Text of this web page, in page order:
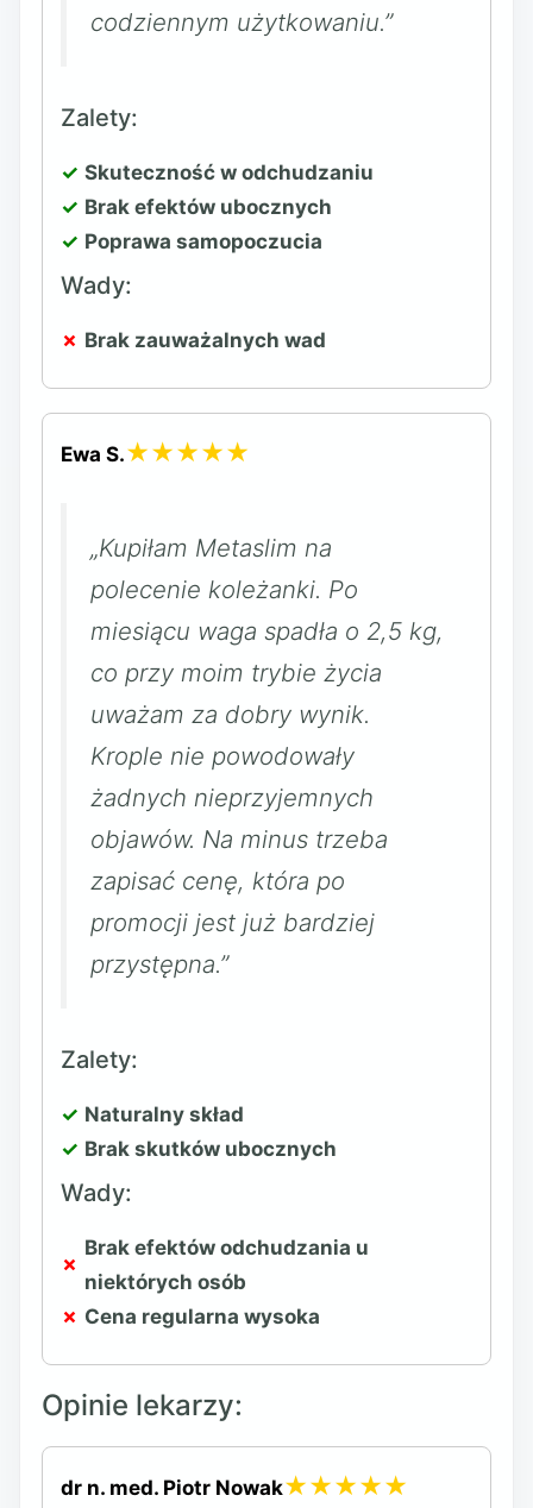
codziennym użytkowaniu.”
Zalety:
Skuteczność w odchudzaniu
Brak efektów ubocznych
Poprawa samopoczucia
Wady:
Brak zauważalnych wad
Ewa S.★★★★★
„Kupiłam Metaslim na
polecenie koleżanki. Po
miesiącu waga spadła o 2,5 kg,
co przy moim trybie życia
uważam za dobry wynik.
Krople nie powodowały
żadnych nieprzyjemnych
objawów. Na minus trzeba
zapisać cenę, która po
promocji jest już bardziej
przystępna.”
Zalety:
Naturalny skład
Brak skutków ubocznych
Wady:
Brak efektów odchudzania u
niektórych osób
Cena regularna wysoka
Opinie lekarzy:
dr n. med. Piotr Nowak★★★★★